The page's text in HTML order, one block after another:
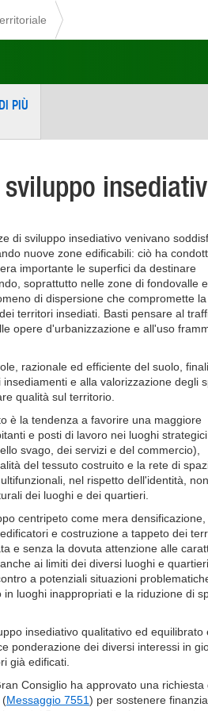
PIÙ
sviluppo
di sviluppo insediativo venivano
nuove zone edificabili: ciò ha
importante le superfici da destinare
soprattutto nelle zone di fondovalle
di dispersione che compromette
territori insediati. Basti pensare al
opere d'urbanizzazione e all'uso
razionale ed efficiente del suolo,
e alla valorizzazione degli
qualità sul territorio.
è la tendenza a favorire una maggiore
e posti di lavoro nei luoghi
svago, dei servizi e del commercio),
del tessuto costruito e la rete di
nel rispetto dell'identità,
dei luoghi e dei quartieri.
centripeto come mera
e costruzione a tappeto dei
e senza la dovuta attenzione alle
ai limiti dei diversi luoghi e
a potenziali situazioni
in luoghi inappropriati e la riduzione di
insediativo qualitativo ed equilibrato
ponderazione dei diversi interessi in
già edificati.
Consiglio ha approvato una richiesta
(Messaggio 7551) per sostenere